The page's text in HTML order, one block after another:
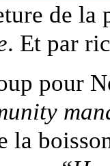
de la
. Et par
pour
la